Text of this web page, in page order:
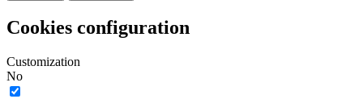
Cookies configuration
Customization
No